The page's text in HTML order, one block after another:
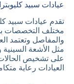
عيادات سبيد
تقدم عيادات سبيد
مختلف التخصصات
والمفاصل وتعتمد
مثل الأشعة
على تشخيص
العيادات رعاية